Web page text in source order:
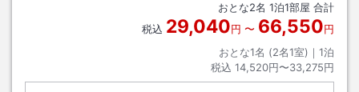
おとな2名 1泊1部屋 合計
税込 29,040円 〜 66,550円
おとな1名 (2名1室)｜ 1泊
税込 14,520円〜33,275円